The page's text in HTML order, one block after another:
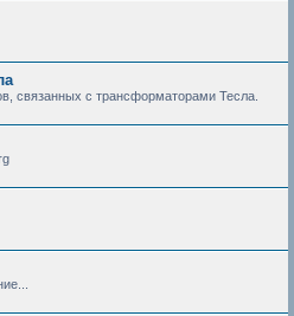
связанных с трансформаторами Тесла.